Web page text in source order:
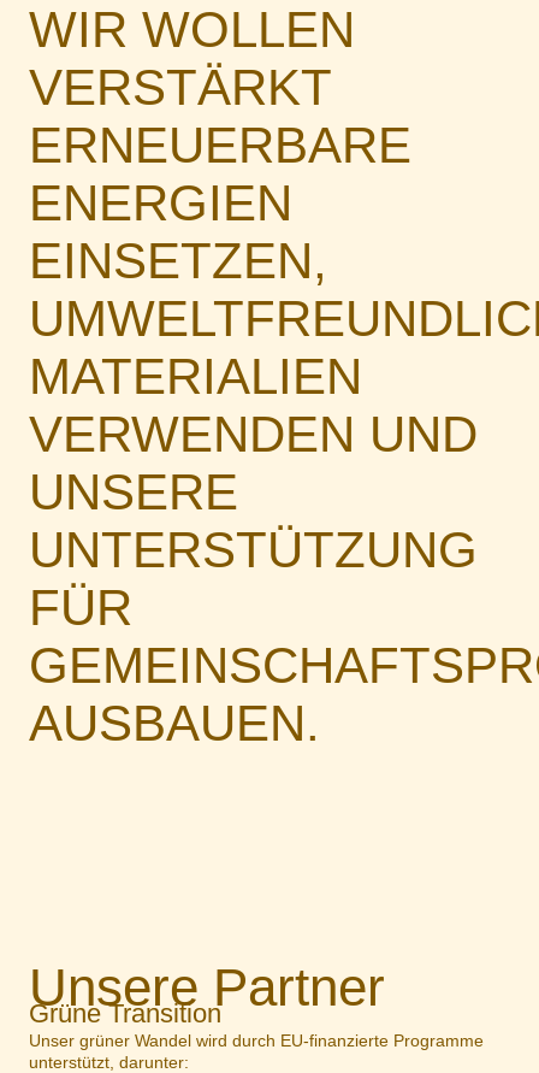
WIR WOLLEN
VERSTÄRKT
ERNEUERBARE
ENERGIEN
EINSETZEN,
MATERIALIEN
VERWENDEN UND
UNSERE
UNTERSTÜTZUNG
FÜR
AUSBAUEN.
Unsere Partner
Grüne Transition
Unser grüner Wandel wird durch EU-finanzierte Programme
unterstützt, darunter: